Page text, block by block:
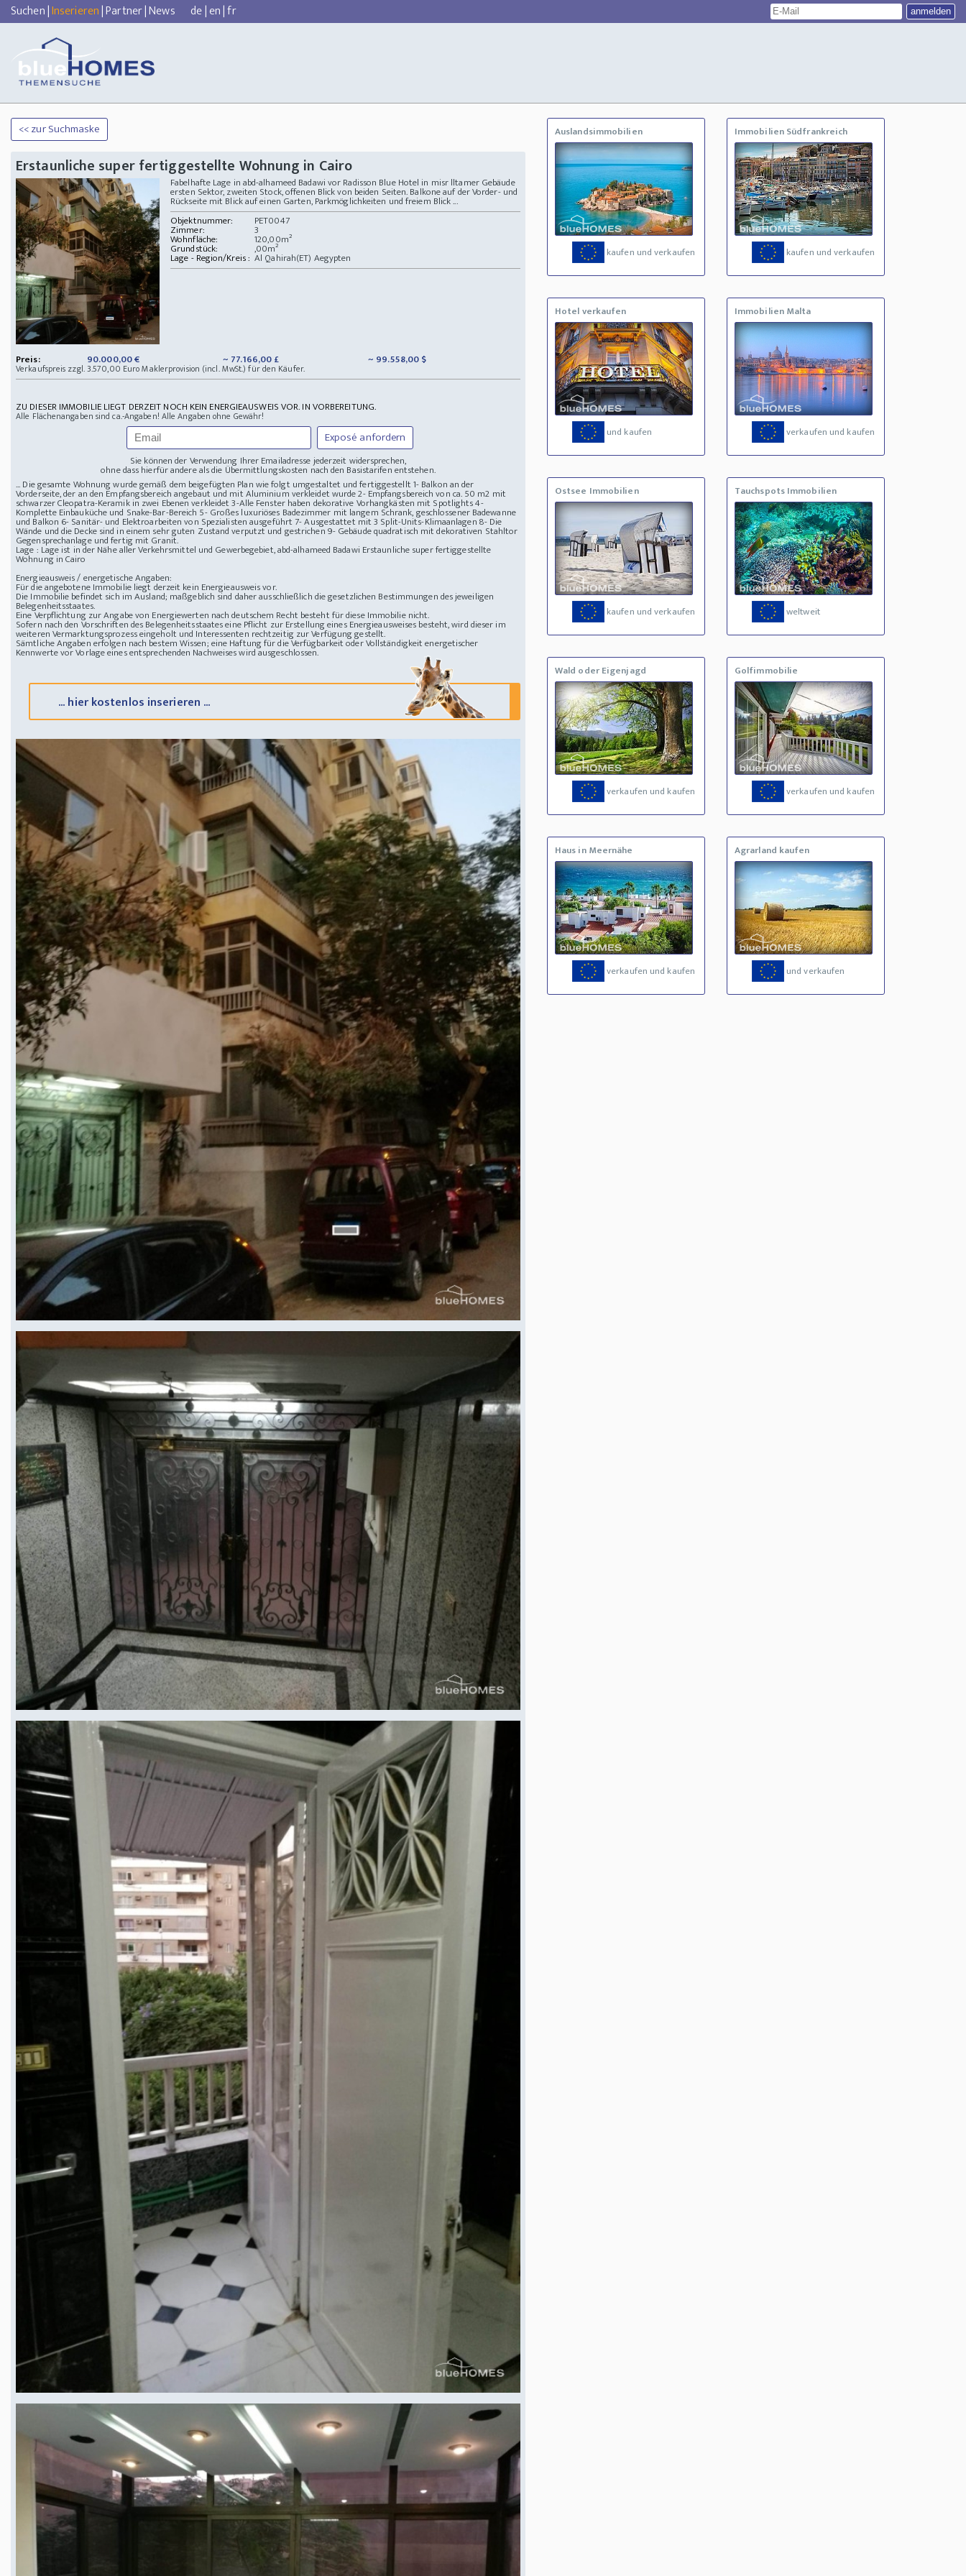
Suchen|Inserieren|Partner|News de|en|fr
<< zur Suchmaske
Erstaunliche super fertiggestellte Wohnung in Cairo
Fabelhafte Lage in abd-alhameed Badawi vor Radisson Blue Hotel in misr lltamer Gebäude
ersten Sektor, zweiten Stock, offenen Blick von beiden Seiten. Balkone auf der Vorder- und
Rückseite mit Blick auf einen Garten, Parkmöglichkeiten und freiem Blick ...
Objektnummer:
PET0047
Zimmer: 3
Wohnfläche: 120,00m²
Grundstück: ,00m²
Lage - Region/Kreis : Al Qahirah(ET) Aegypten
Preis: 90.000,00 € ~ 77.166,00 £ ~ 99.558,00 $
Verkaufspreis zzgl. 3.570,00 Euro Maklerprovision (incl. MwSt.) für den Käufer.
ZU DIESER IMMOBILIE LIEGT DERZEIT NOCH KEIN ENERGIEAUSWEIS VOR. IN VORBEREITUNG.
Alle Flächenangaben sind ca.-Angaben! Alle Angaben ohne Gewähr!
Exposé anfordern
Sie können der Verwendung Ihrer Emailadresse jederzeit widersprechen,
ohne dass hierfür andere als die Übermittlungskosten nach den Basistarifen entstehen.
... Die gesamte Wohnung wurde gemäß dem beigefügten Plan wie folgt umgestaltet und fertiggestellt 1- Balkon an der
Vorderseite, der an den Empfangsbereich angebaut und mit Aluminium verkleidet wurde 2- Empfangsbereich von ca. 50 m2 mit
schwarzer Cleopatra-Keramik in zwei Ebenen verkleidet 3-Alle Fenster haben dekorative Vorhangkästen mit Spotlights 4-
Komplette Einbauküche und Snake-Bar-Bereich 5- Großes luxuriöses Badezimmer mit langem Schrank, geschlossener Badewanne
und Balkon 6- Sanitär- und Elektroarbeiten von Spezialisten ausgeführt 7- Ausgestattet mit 3 Split-Units-Klimaanlagen 8- Die
Wände und die Decke sind in einem sehr guten Zustand verputzt und gestrichen 9- Gebäude quadratisch mit dekorativen Stahltor
Gegensprechanlage und fertig mit Granit.
Lage : Lage ist in der Nähe aller Verkehrsmittel und Gewerbegebiet, abd-alhameed Badawi Erstaunliche super fertiggestellte
Wohnung in Cairo
Energieausweis / energetische Angaben:
Für die angebotene Immobilie liegt derzeit kein Energieausweis vor.
Die Immobilie befindet sich im Ausland; maßgeblich sind daher ausschließlich die gesetzlichen Bestimmungen des jeweiligen
Belegenheitsstaates.
Eine Verpflichtung zur Angabe von Energiewerten nach deutschem Recht besteht für diese Immobilie nicht.
Sofern nach den Vorschriften des Belegenheitsstaates eine Pflicht zur Erstellung eines Energieausweises besteht, wird dieser im
weiteren Vermarktungsprozess eingeholt und Interessenten rechtzeitig zur Verfügung gestellt.
Sämtliche Angaben erfolgen nach bestem Wissen; eine Haftung für die Verfügbarkeit oder Vollständigkeit energetischer
Kennwerte vor Vorlage eines entsprechenden Nachweises wird ausgeschlossen.
... hier kostenlos inserieren ...
Auslandsimmobilien
kaufen und verkaufen
Immobilien Südfrankreich
kaufen und verkaufen
Hotel verkaufen
und kaufen
Immobilien Malta
verkaufen und kaufen
Ostsee Immobilien
kaufen und verkaufen
Tauchspots Immobilien
weltweit
Wald oder Eigenjagd
verkaufen und kaufen
Golfimmobilie
verkaufen und kaufen
Haus in Meernähe
verkaufen und kaufen
Agrarland kaufen
und verkaufen